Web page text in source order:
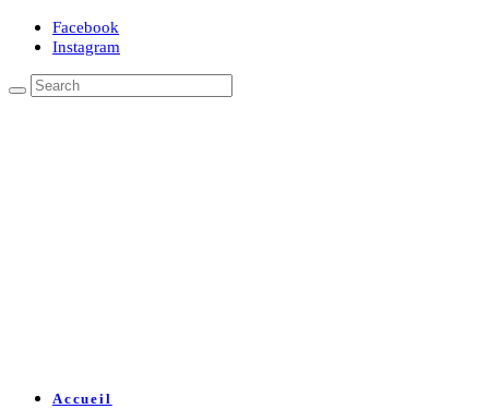
Facebook
Instagram
Accueil